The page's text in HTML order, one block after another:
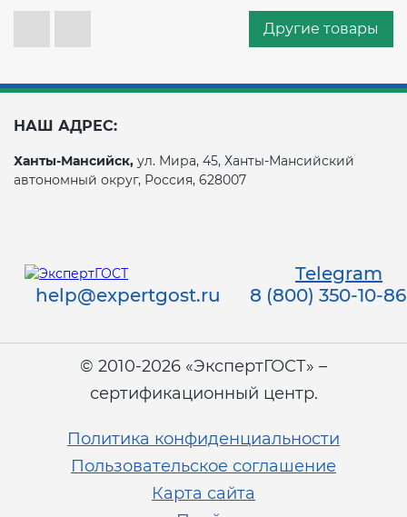
Другие товары
НАШ АДРЕС:
Ханты-Мансийск, ул. Мира, 45, Ханты-Мансийский
автономный округ, Россия, 628007
Telegram
help@expertgost.ru
8 (800) 350-10-86
© 2010-2026 «ЭкспертГОСТ» –
сертификационный центр.
Политика конфиденциальности
Пользовательское соглашение
Карта сайта